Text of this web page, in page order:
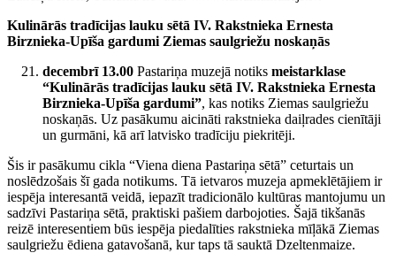
Kulinārās tradīcijas lauku sētā IV. Rakstnieka Ernesta
Birznieka-Upīša gardumi Ziemas saulgriežu noskaņās
decembrī 13.00 Pastariņa muzejā notiks meistarklase
“Kulinārās tradīcijas lauku sētā IV. Rakstnieka Ernesta
Birznieka-Upīša gardumi”, kas notiks Ziemas saulgriežu
noskaņās. Uz pasākumu aicināti rakstnieka daiļrades cienītāji
un gurmāni, kā arī latvisko tradīciju piekritēji.
Šis ir pasākumu cikla “Viena diena Pastariņa sētā” ceturtais un
noslēdzošais šī gada notikums. Tā ietvaros muzeja apmeklētājiem ir
iespēja interesantā veidā, iepazīt tradicionālo kultūras mantojumu un
sadzīvi Pastariņa sētā, praktiski pašiem darbojoties. Šajā tikšanās
reizē interesentiem būs iespēja piedalīties rakstnieka mīļākā Ziemas
saulgriežu ēdiena gatavošanā, kur taps tā sauktā Dzeltenmaize.